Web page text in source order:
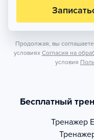
Продолжая, вы
условиях Согласия на
условия
Бесплатный
Тренажер